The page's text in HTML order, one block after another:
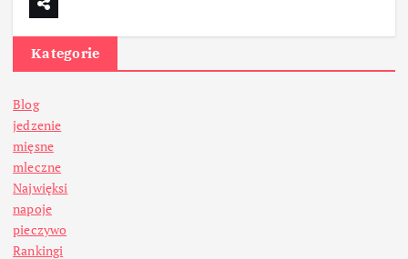
Kategorie
Blog
jedzenie
mięsne
mleczne
Najwięksi
napoje
pieczywo
Rankingi